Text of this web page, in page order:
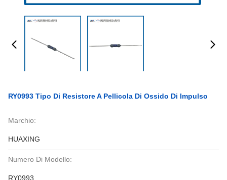
RY0993 Tipo Di Resistore A Pellicola Di Ossido Di Impulso
Marchio:
HUAXING
Numero Di Modello:
RY0993